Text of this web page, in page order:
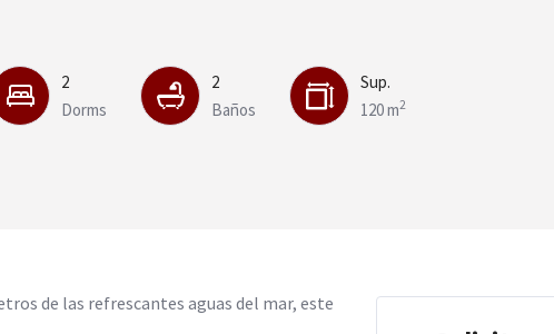
2
Dorms
2
Baños
Sup.
120 m2
de las refrescantes aguas del mar, este